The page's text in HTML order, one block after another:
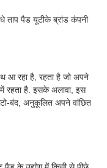
आ रहा है, रहता है जो अपने
में रहता है. इसके अलावा, इस
बंद, अनुकूलित अपने वांछित